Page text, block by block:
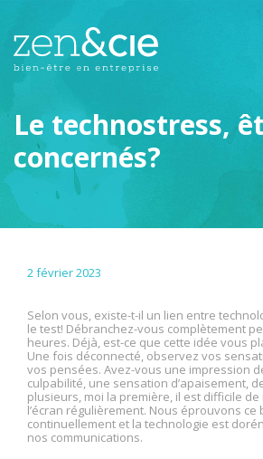
Le technostress,
concernés?
2 février 2023
Selon vous, existe-t-il un lien entre
le test! Débranchez-vous complètement
heures. Déjà, est-ce que cette idée vous
Une fois déconnecté, observez vos
vos pensées. Avez-vous une impression
culpabilité, une sensation d’apaisement,
plusieurs, moi la première, il est difficile
l’écran régulièrement. Nous éprouvons ce
continuellement et la technologie est
nos communications.